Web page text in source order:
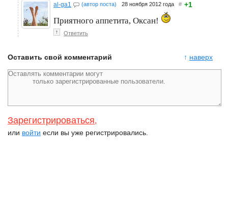
al-ga1 (автор поста) 28 ноября 2012 года # +1
Приятного аппетита, Оксан!
↑ Ответить
↑ наверх
Оставить свой комментарий
Зарегистрироваться,
или войти если вы уже регистрировались.